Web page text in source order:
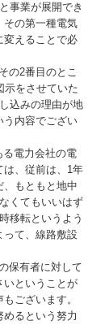
事業が展開でき
その第一種電気
変えることで必
の2番目のとこ
示をさせていた
込みの理由が地
う内容でござい
電力会社の電
は、従前は、1年
、もともと地中
くてもいいはず
移転というよう
って、線路敷設
保有者に対して
いということが
ございます。
るという努力